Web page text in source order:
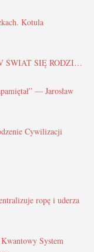
Kotula
ŚWIAT SIĘ RODZI…
— Jarosław
Cywilizacji
ropę i uderza
System